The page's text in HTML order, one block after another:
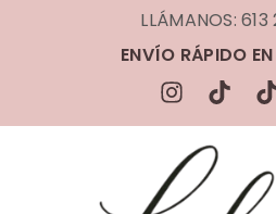
LLÁMANOS:
ENVÍO RÁPIDO